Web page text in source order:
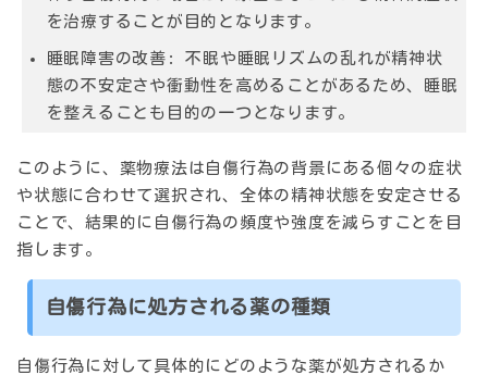
を治療することが目的となります。
睡眠障害の改善:
不眠や睡眠リズムの乱れが精神状
態の不安定さや衝動性を高めることがあるため、睡眠
を整えることも目的の一つとなります。
このように、薬物療法は自傷行為の背景にある個々の症状
や状態に合わせて選択され、全体の精神状態を安定させる
ことで、結果的に自傷行為の頻度や強度を減らすことを目
指します。
自傷行為に処方される薬の種類
自傷行為に対して具体的にどのような薬が処方されるか